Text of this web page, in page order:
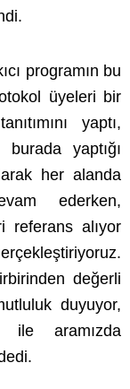
programın bu
üyeleri bir
yaptı,
burada yaptığı
her alanda
ederken,
referans alıyor
değerli
duyuyor,
ile aramızda